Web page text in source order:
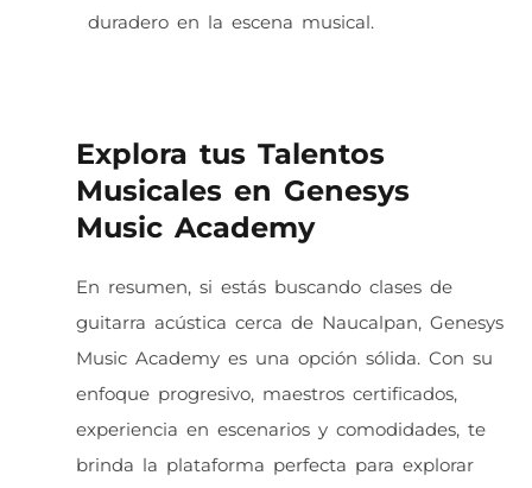
duradero en la escena musical.
Explora tus Talentos
Musicales en Genesys
Music Academy
En resumen, si estás buscando clases de
guitarra acústica cerca de Naucalpan, Genesys
Music Academy es una opción sólida. Con su
enfoque progresivo, maestros certificados,
experiencia en escenarios y comodidades, te
brinda la plataforma perfecta para explorar